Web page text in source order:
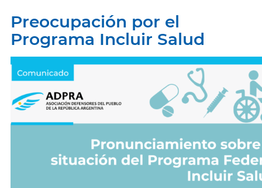
Preocupación por el
Programa Incluir Salud